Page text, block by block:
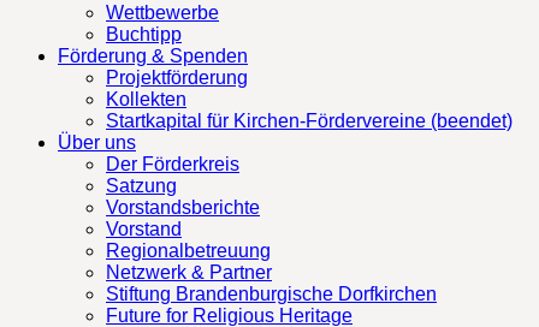
Wettbewerbe
Buchtipp
Förderung & Spenden
Projektförderung
Kollekten
Startkapital für Kirchen-Fördervereine (beendet)
Über uns
Der Förderkreis
Satzung
Vorstandsberichte
Vorstand
Regionalbetreuung
Netzwerk & Partner
Stiftung Brandenburgische Dorfkirchen
Future for Religious Heritage